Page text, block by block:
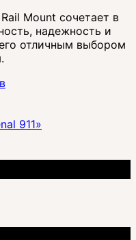
Mount сочетает в
надежность и
отличным выбором